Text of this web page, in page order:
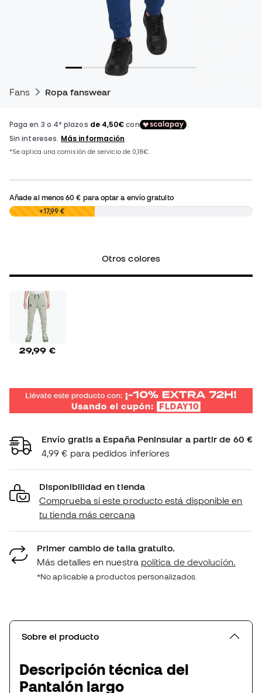
Fans Ropa fanswear
Añade al menos60 € para optar a envío gratuito
0,00 € +17,99 €
Otros colores
29,99 €
Envío gratis a España Peninsular a partir de 60 €
4,99 € para pedidos inferiores
Disponibilidad en tienda
Comprueba si este producto está disponible en
tu tienda más cercana
Primer cambio de talla gratuito.
Más detalles en nuestra política de devolución.
*No aplicable a productos personalizados.
Sobre el producto
Descripción técnica del
Pantalón largo